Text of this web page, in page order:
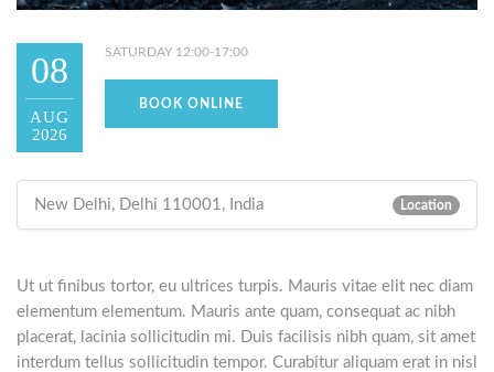
08
AUG
2026
SATURDAY 12:00-17:00
BOOK ONLINE
New Delhi, Delhi 110001, India Location
Ut ut finibus tortor, eu ultrices turpis. Mauris vitae elit nec diam
elementum elementum. Mauris ante quam, consequat ac nibh
placerat, lacinia sollicitudin mi. Duis facilisis nibh quam, sit amet
interdum tellus sollicitudin tempor. Curabitur aliquam erat in nisl